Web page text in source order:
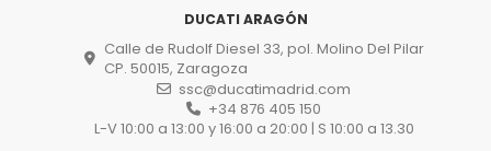
DUCATI ARAGÓN
Calle de Rudolf Diesel 33, pol. Molino Del Pilar
CP. 50015, Zaragoza
ssc@ducatimadrid.com
+34 876 405 150
L-V 10:00 a 13:00 y 16:00 a 20:00 | S 10:00 a 13.30